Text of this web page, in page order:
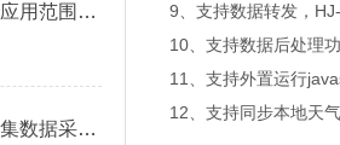
云境天合环境监测站主要应用范围：生态保护、灾害预警及科学研究等领域
负氧离子监测系统优势：集数据采集、传输、分析于一体，可24小时不间断工作
9、支持数据转发，
10、支持数据后处理
11、支持外置运行
12、支持同步本地天